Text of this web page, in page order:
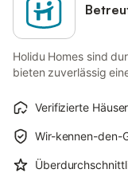
Holidu Homes sind
bieten zuverlässig
Verifizierte Häuser
Wir-kennen-den-